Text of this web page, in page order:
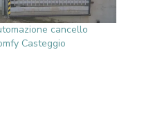
cancello
Casteggio